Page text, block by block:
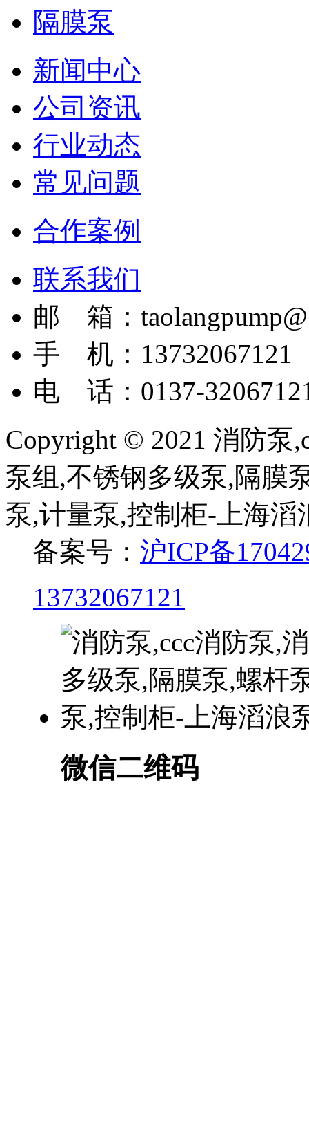
隔膜泵
新闻中心
公司资讯
行业动态
常见问题
合作案例
联系我们
邮 箱：
手 机：13732067121
电 话：0137-
Copyright © 2021 消防泵
泵组,不锈钢多级泵,隔膜
泵,计量泵,控制柜-上海
备案号： 沪ICP备
13732067121
微信二维码